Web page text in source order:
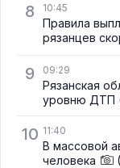
8 10:45
Правила
рязанцев
9 09:29
Рязанская
уровню ДТП
10 11:40
В массовой
человека